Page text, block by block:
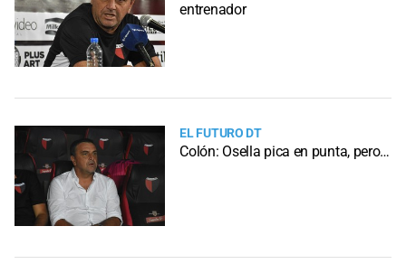
entrenador
EL FUTURO DT
Colón: Osella pica en punta, pero…